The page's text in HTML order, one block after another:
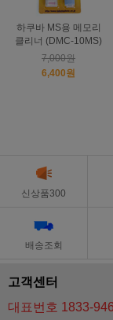
하쿠바 MS용 메모리
클리너 (DMC-10MS)
7,000원
6,400원
신상품300
배송조회
고객센터
대표번호 1833-